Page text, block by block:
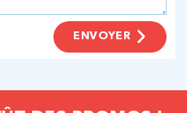
ENVOYER